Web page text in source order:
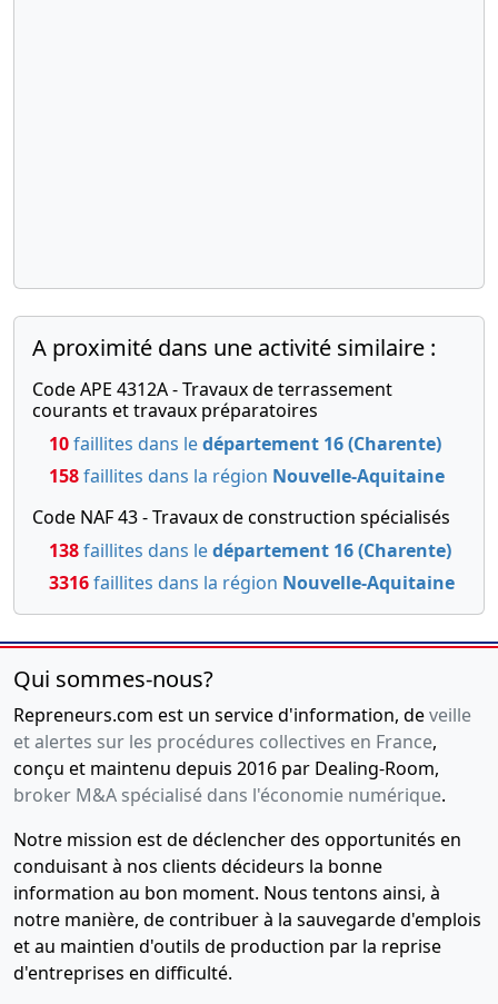
A proximité dans une activité similaire :
Code APE 4312A - Travaux de terrassement
courants et travaux préparatoires
10faillites dans ledépartement 16 (Charente)
158faillites dans la région Nouvelle-Aquitaine
Code NAF 43 - Travaux de construction spécialisés
138faillites dans ledépartement 16 (Charente)
3316faillites dans la région Nouvelle-Aquitaine
Qui sommes-nous?
Repreneurs.com est un service d'information, deveille
et alertes sur les procédures collectives en France,
conçu et maintenu depuis 2016 par Dealing-Room,
broker M&A spécialisé dans l'économie numérique.
Notre mission est de déclencher des opportunités en
conduisant à nos clients décideurs la bonne
information au bon moment. Nous tentons ainsi, à
notre manière, de contribuer à la sauvegarde d'emplois
et au maintien d'outils de production par la reprise
d'entreprises en difficulté.